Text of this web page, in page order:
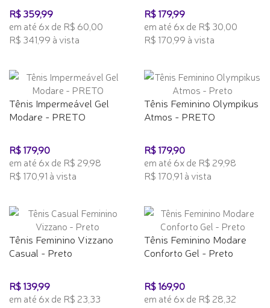
R$ 359,99
em até 6x de R$ 60,00
R$ 341,99 à vista
R$ 179,99
em até 6x de R$ 30,00
R$ 170,99 à vista
Tênis Impermeável Gel
Modare - PRETO
R$ 179,90
em até 6x de R$ 29,98
R$ 170,91 à vista
Tênis Feminino Olympikus
Atmos - PRETO
R$ 179,90
em até 6x de R$ 29,98
R$ 170,91 à vista
Tênis Feminino Vizzano
Casual - Preto
R$ 139,99
em até 6x de R$ 23,33
Tênis Feminino Modare
Conforto Gel - Preto
R$ 169,90
em até 6x de R$ 28,32